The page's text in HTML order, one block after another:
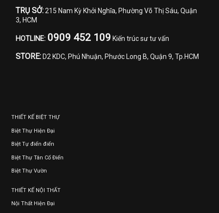
TRỤ SỞ: 215 Nam Kỳ Khởi Nghĩa, Phường Võ Thị Sáu, Quận
3, HCM
HOTLINE: 0909 452 109 Kiến trúc sư tư vấn
STORE: D2 KDC, Phú Nhuận, Phước Long B, Quận 9, Tp.HCM
THIẾT KẾ BIỆT THỰ
Biệt Thự Hiện Đại
Biệt Tự điển điển
Biệt Thự Tân Cổ Điển
Biệt Thự Vườn
THIẾT KẾ NỘI THẤT
Nội Thất Hiện Đại